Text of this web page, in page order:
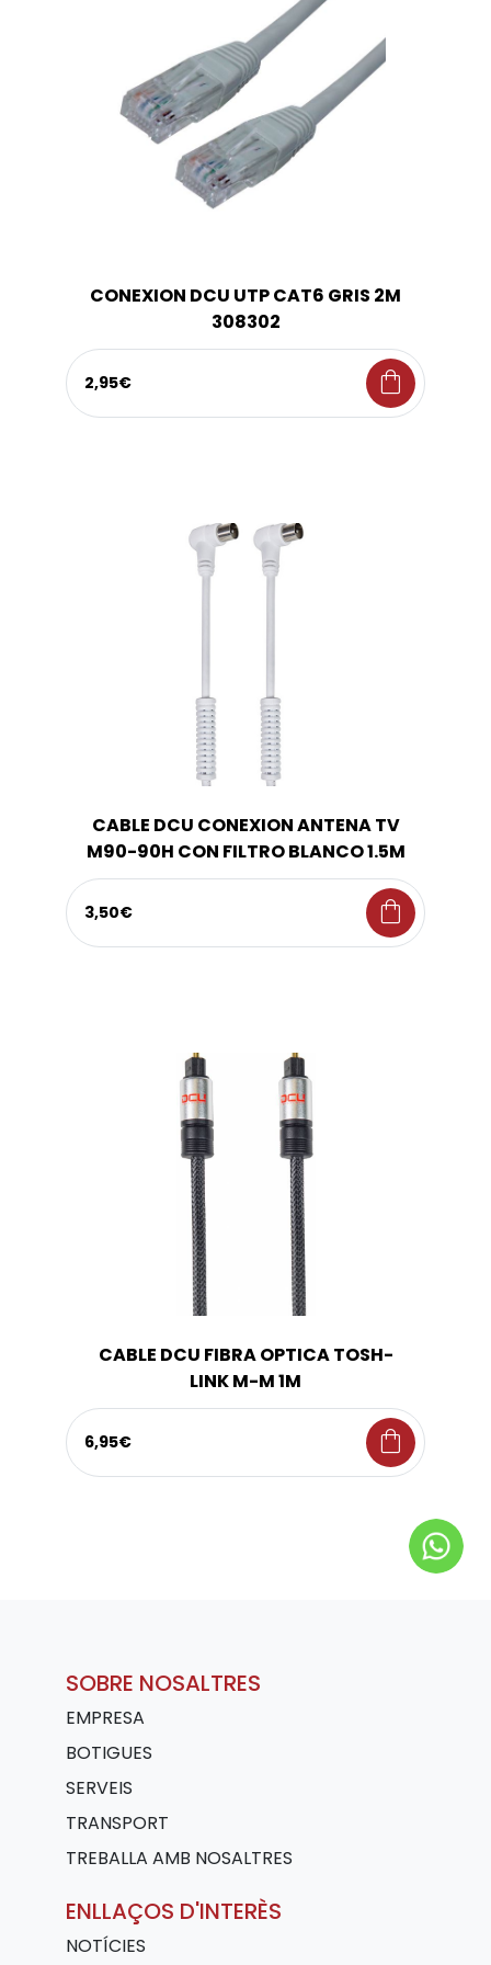
CONEXION DCU UTP CAT6 GRIS 2M
308302
2,95€ shopping_bag
CABLE DCU CONEXION ANTENA TV
M90-90H CON FILTRO BLANCO 1.5M
3,50€ shopping_bag
CABLE DCU FIBRA OPTICA TOSH-
LINK M-M 1M
6,95€ shopping_bag
SOBRE NOSALTRES
EMPRESA
BOTIGUES
SERVEIS
TRANSPORT
TREBALLA AMB NOSALTRES
ENLLAÇOS D'INTERÈS
NOTÍCIES